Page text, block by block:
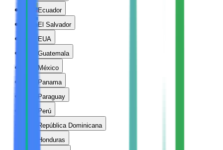
Ecuador
El Salvador
EUA
Guatemala
México
Panama
Paraguay
Perú
República Dominicana
Honduras